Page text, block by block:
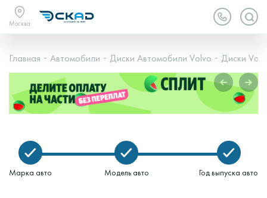
Москва
Главная Автомобили Диски Автомобили Volvo Диски
Марка авто Модель авто Год выпуска авто